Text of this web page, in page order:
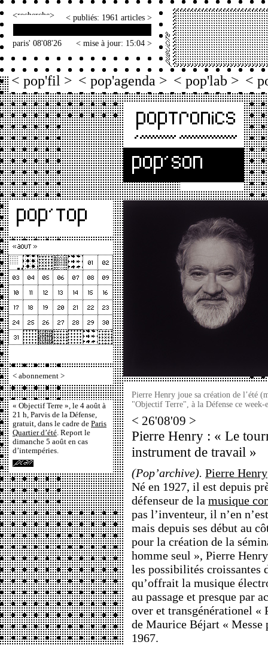
< > < publiés: 1961 articles >
paris' 08'08'26 < mise à jour: 15:04 >
< pop'fil > < pop'agenda > < pop'lab > <
< abonnement >
« Objectif Terre », le 4 août à
21 h, Parvis de la Défense,
gratuit, dans le cadre de Paris
Quartier d’été. Report le
dimanche 5 août en cas
d’intempéries.
Pierre Henry joue sa création de l’été
"Objectif Terre", à la Défense ce
< 26'08'09 >
Pierre Henry : « Le
instrument de travail »
(Pop’archive). Pierre Henry
Né en 1927, il est depuis
défenseur de la musique
pas l’inventeur, il n’en
mais depuis ses début au
pour la création de la
homme seul », Pierre
les possibilités croissantes
qu’offrait la musique
au passage et presque par
over et transgénérationel «
de Maurice Béjart « Messe
1967.